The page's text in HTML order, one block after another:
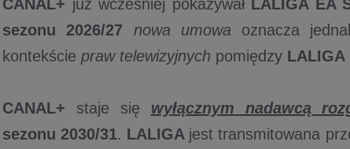
CANAL+ już wcześniej pokazywał LALIGA EA
sezonu 2026/27
nowa umowa oznacza
kontekście praw telewizyjnych pomiędzy LALIGA
CANAL+ staje się wyłącznym nadawcą
sezonu 2030/31. LALIGA jest transmitowana